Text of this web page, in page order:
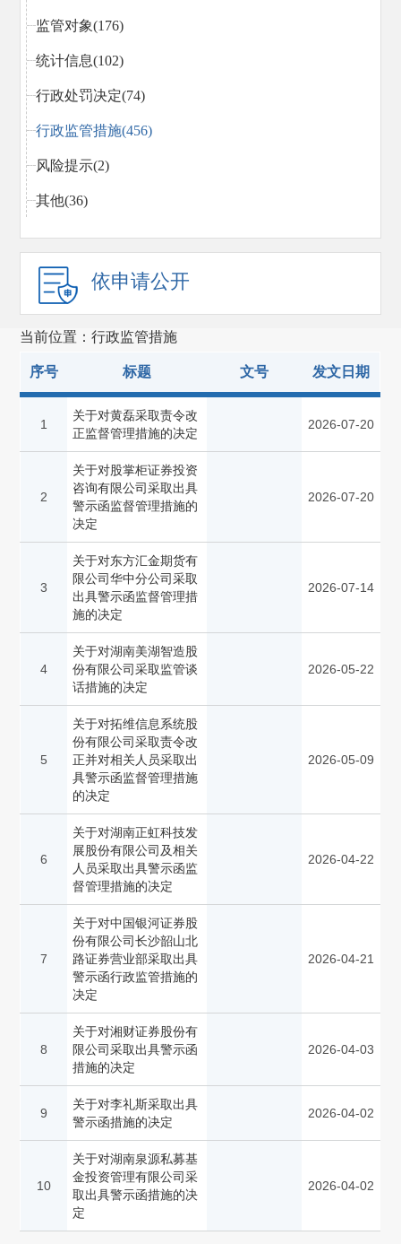
监管对象(176)
统计信息(102)
行政处罚决定(74)
行政监管措施(456)
风险提示(2)
其他(36)
依申请公开
当前位置：行政监管措施
序号 标题 文号 发文日期
1
关于对黄磊采取责令改
正监督管理措施的决定
2026-07-20
2
关于对股掌柜证券投资
咨询有限公司采取出具
警示函监督管理措施的
决定
2026-07-20
3
关于对东方汇金期货有
限公司华中分公司采取
出具警示函监督管理措
施的决定
2026-07-14
4
关于对湖南美湖智造股
份有限公司采取监管谈
话措施的决定
2026-05-22
5
关于对拓维信息系统股
份有限公司采取责令改
正并对相关人员采取出
具警示函监督管理措施
的决定
2026-05-09
6
关于对湖南正虹科技发
展股份有限公司及相关
人员采取出具警示函监
督管理措施的决定
2026-04-22
7
关于对中国银河证券股
份有限公司长沙韶山北
路证券营业部采取出具
警示函行政监管措施的
决定
2026-04-21
8
关于对湘财证券股份有
限公司采取出具警示函
措施的决定
2026-04-03
9
关于对李礼斯采取出具
警示函措施的决定
2026-04-02
10
关于对湖南泉源私募基
金投资管理有限公司采
取出具警示函措施的决
定
2026-04-02